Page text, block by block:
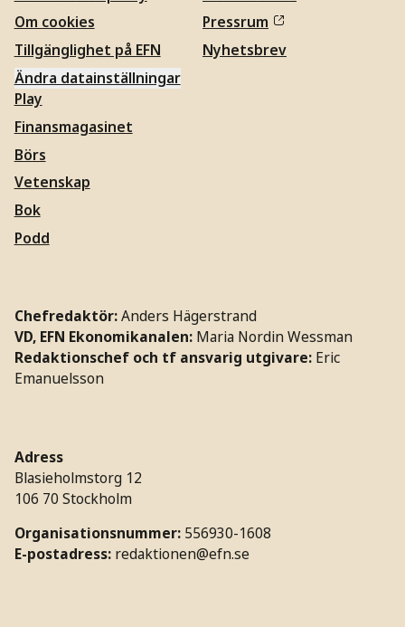
Om cookies
Tillgänglighet på EFN
Ändra datainställningar
Pressrum
Nyhetsbrev
Play
Finansmagasinet
Börs
Vetenskap
Bok
Podd
Chefredaktör:Anders Hägerstrand
VD, EFN Ekonomikanalen: Maria Nordin Wessman
Redaktionschef och tf ansvarig utgivare: Eric
Emanuelsson
Adress
Blasieholmstorg 12
106 70 Stockholm
Organisationsnummer: 556930-1608
E-postadress: redaktionen@efn.se